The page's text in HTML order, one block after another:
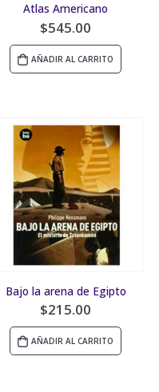
Atlas Americano
$545.00
AÑADIR AL CARRITO
Bajo la arena de Egipto
$215.00
AÑADIR AL CARRITO